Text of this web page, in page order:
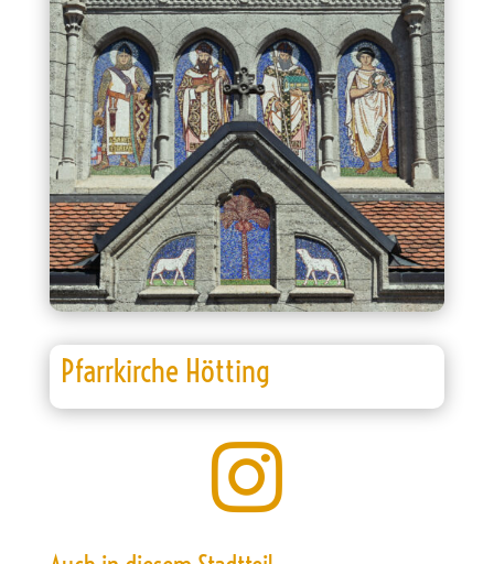
Pfarrkirche Hötting
